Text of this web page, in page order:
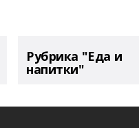
Рубрика "Еда и
напитки"